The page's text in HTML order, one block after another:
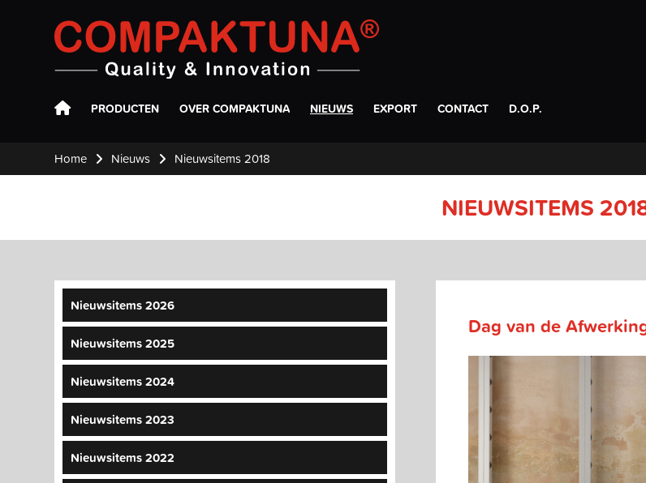
Compaktuna
PRODUCTEN OVER COMPAKTUNA NIEUWS EXPORT CONTACT D.O.P.
Home Nieuws Nieuwsitems 2018
NIEUWSITEMS
Nieuwsitems 2026
Nieuwsitems 2025
Nieuwsitems 2024
Nieuwsitems 2023
Nieuwsitems 2022
Dag van de